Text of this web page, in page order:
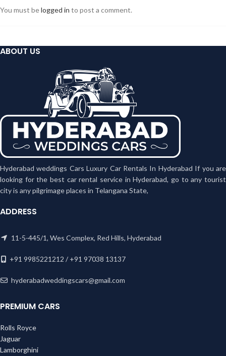
You must belogged in to post a comment.
ABOUT US
Hyderabad weddings Cars Luxury Car Rentals In Hyderabad If you are
looking for the best car rental service in Hyderabad, go to any tourist
city is any pilgrimage places in Telangana State,
ADDRESS
11-5-445/1, Wes Complex, Red Hills, Hyderabad
+91 9985221212 / +91 97038 13137
hyderabadweddingscars@gmail.com
PREMIUM CARS
Rolls Royce
Jaguar
Lamborghini